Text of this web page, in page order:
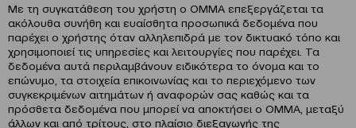
Με τη συγκατάθεση του χρήστη ο ΟΜΜΑ επεξεργάζεται τα
ακόλουθα συνήθη και ευαίσθητα προσωπικά δεδομένα που
παρέχει ο χρήστης όταν αλληλεπιδρά με τον δικτυακό τόπο και
χρησιμοποιεί τις υπηρεσίες και λειτουργίες που παρέχει. Τα
δεδομένα αυτά περιλαμβάνουν ειδικότερα το όνομα και το
επώνυμο, τα στοιχεία επικοινωνίας και το περιεχόμενο των
συγκεκριμένων αιτημάτων ή αναφορών σας καθώς και τα
πρόσθετα δεδομένα που μπορεί να αποκτήσει ο ΟΜΜΑ, μεταξύ
άλλων και από τρίτους, στο πλαίσιο διεξαγωγής της